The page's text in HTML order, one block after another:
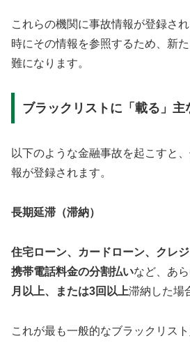
これらの機関に事故情報が登録さ
時にその情報を参照するため、新
難になります。
ブラックリストに「載る」主
以下のような金融事故を起こすと
報が登録されます。
長期延滞（滞納）
住宅ローン、カードローン、クレ
携帯電話料金の分割払いなど、あ
月以上、または3回以上滞納した場
これが最も一般的なブラックリスト